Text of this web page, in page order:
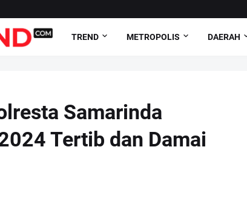
TREND METROPOLIS DAERAH
Samarinda
Tertib dan Damai